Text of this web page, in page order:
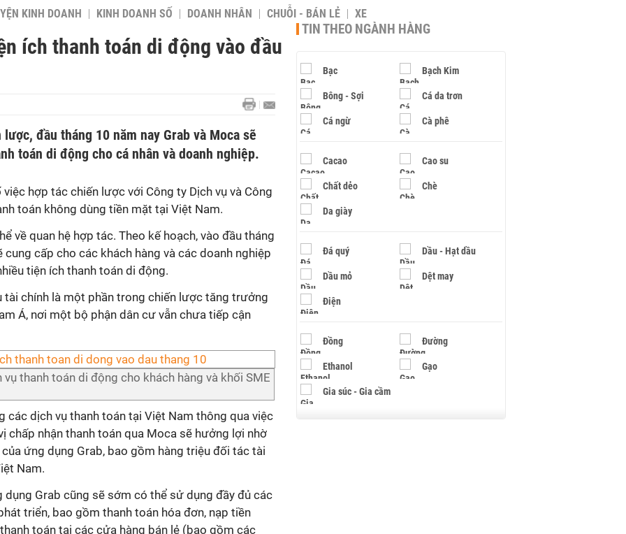
KINH DOANH KINH DOANH SỐ DOANH NHÂN CHUỖI - BÁN LẺ XE
ích thanh toán di động vào đầu
đầu tháng 10 năm nay Grab và Moca sẽ
toán di động cho cá nhân và doanh nghiệp.
hợp tác chiến lược với Công ty Dịch vụ và Công
toán không dùng tiền mặt tại Việt Nam.
về quan hệ hợp tác. Theo kế hoạch, vào đầu tháng
cung cấp cho các khách hàng và các doanh nghiệp
tiện ích thanh toán di động.
tài chính là một phần trong chiến lược tăng trưởng
Á, nơi một bộ phận dân cư vẫn chưa tiếp cận
thanh toán di động cho khách hàng và khối SME
các dịch vụ thanh toán tại Việt Nam thông qua việc
chấp nhận thanh toán qua Moca sẽ hưởng lợi nhờ
ứng dụng Grab, bao gồm hàng triệu đối tác tài
Nam.
dụng Grab cũng sẽ sớm có thể sử dụng đầy đủ các
triển, bao gồm thanh toán hóa đơn, nạp tiền
toán tại các cửa hàng bán lẻ (bao gồm các
TIN THEO NGÀNH HÀNG
Bạc Bạch Kim
Bông - Sợi Cá da trơn
Cá ngừ Cà phê
Cacao Cao su
Chất dẻo Chè
Da giày
Đá quý Dầu - Hạt dầu
Dầu mỏ Dệt may
Điện
Đồng Đường
Ethanol Gạo
Gia súc - Gia cầm